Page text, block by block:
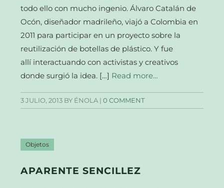
todo ello con mucho ingenio. Álvaro Catalán de
Ocón, diseñador madrileño, viajó a Colombia en
2011 para participar en un proyecto sobre la
reutilización de botellas de plástico. Y fue
allí interactuando con activistas y creativos
donde surgió la idea. […] Read more…
3 JULIO, 2013 BY ÉNOLA |0 COMMENT
Objetos
APARENTE SENCILLEZ